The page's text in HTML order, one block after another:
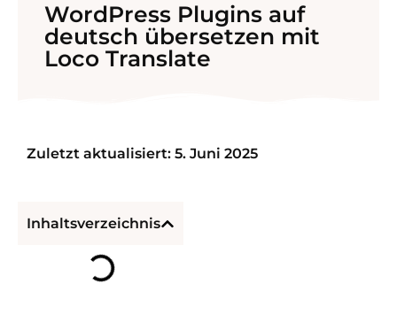
WordPress Plugins auf
deutsch übersetzen mit
Loco Translate
Zuletzt aktualisiert: 5. Juni 2025
Inhaltsverzeichnis